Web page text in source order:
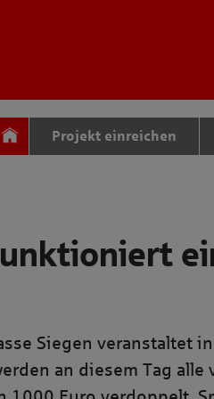
Projekt einreichen
Siegen veranstaltet
an diesem Tag